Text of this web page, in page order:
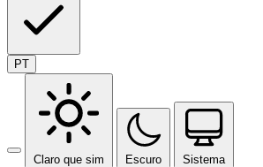
PT
Claro que sim Escuro Sistema